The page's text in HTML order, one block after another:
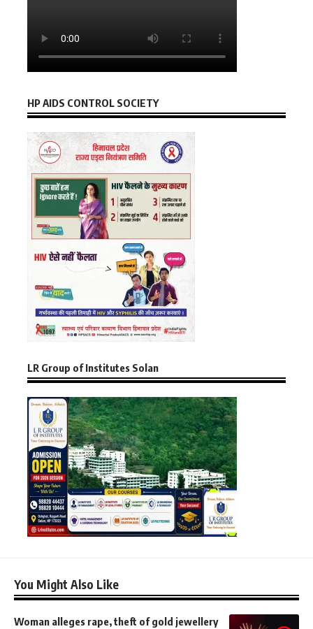
HP AIDS CONTROL SOCIETY
LR Group of Institutes Solan
You Might Also Like
Woman alleges rape, theft of gold jewellery